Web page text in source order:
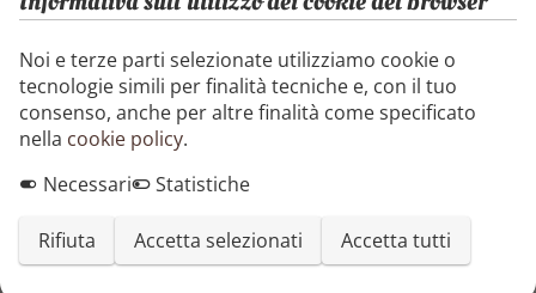
04/02/2025
Dolci Magie è la miglior pasticceria della città, ma
nasconde un segreto. La proprietaria, Madeleine
Ladolcezza, è una pastimaga: ha il potere di
preparare dolci incantati! È giunto il momento di
capire se anche Candy, la sua nipotina, possiede lo
stesso dono. Sarà lei la sua nuova apprendista?
Segnala o richiedi rimozione
Noi e terze parti selezionate utilizziamo cookie o
tecnologie simili per finalità tecniche e, con il tuo
consenso, anche per altre finalità come specificato
nella cookie policy.
Necessari
Statistiche
Rifiuta Accetta selezionati Accetta tutti